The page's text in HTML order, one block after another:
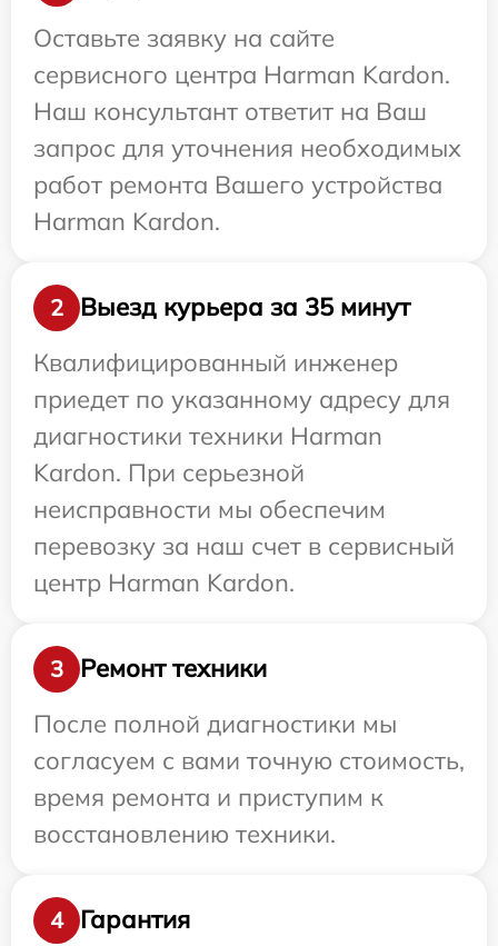
Оставьте заявку на сайте
сервисного центра Harman Kardon.
Наш консультант ответит на Ваш
запрос для уточнения необходимых
работ ремонта Вашего устройства
Harman Kardon.
2
Выезд курьера за 35 минут
Квалифицированный инженер
приедет по указанному адресу для
диагностики техники Harman
Kardon. При серьезной
неисправности мы обеспечим
перевозку за наш счет в сервисный
центр Harman Kardon.
3
Ремонт техники
После полной диагностики мы
согласуем с вами точную стоимость,
время ремонта и приступим к
восстановлению техники.
4 Гарантия